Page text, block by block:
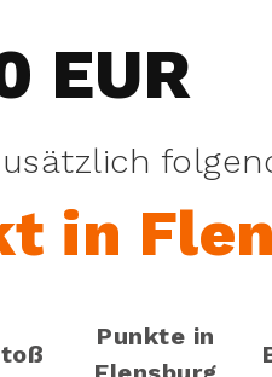
EUR
in
Punkte in